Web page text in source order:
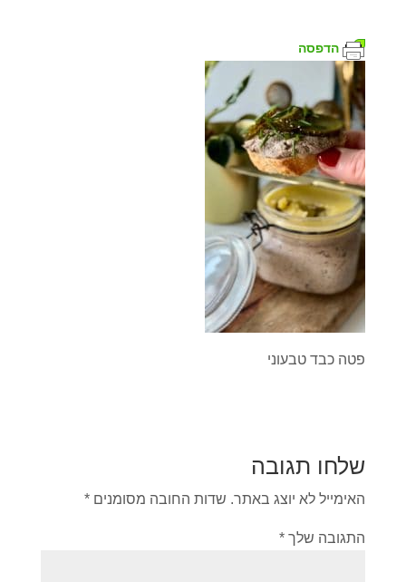
הדפסה
פטה כבד טבעוני
שלחו תגובה
האימייל לא יוצג באתר. שדות החובה מסומנים *
התגובה שלך *